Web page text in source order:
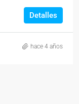
Detalles
hace 4 años